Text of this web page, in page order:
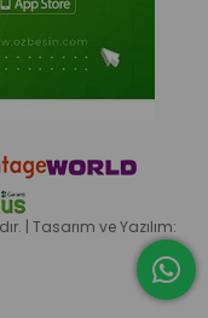
| Tasarım ve Yazılım: